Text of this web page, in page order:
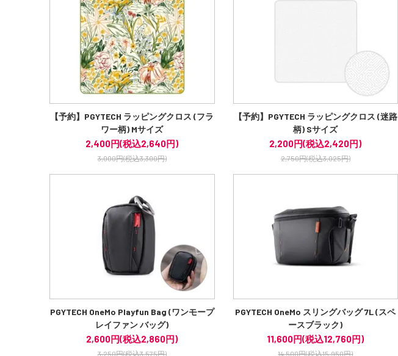
【予約】PGYTECH ラッピングクロス (フラ
ワー柄) Mサイズ
2,400円(税込2,640円)
3,000円(税込3,300円)
【予約】PGYTECH ラッピングクロス (迷路
柄) Sサイズ
2,200円(税込2,420円)
2,750円(税込3,025円)
PGYTECH OneMo Playfun Bag (ワンモープ
レイファン バッグ)
2,600円(税込2,860円)
3,250円(税込3,575円)
PGYTECH OneMo スリングバッグ 7L (スペ
ースブラック)
11,600円(税込12,760円)
14,500円(税込15,950円)